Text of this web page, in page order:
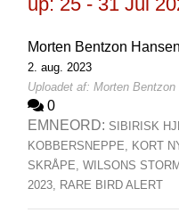
Morten Bentzon Hansen
2. aug. 2023
Uploadet af: Morten
0
EMNEORD: SIBIRISK
KOBBERSNEPPE, KORT
SKRÅPE, WILSONS
2023, RARE BIRD ALERT